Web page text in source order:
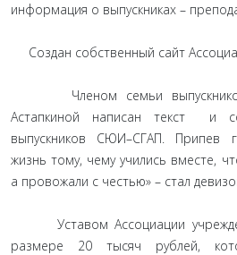
информация о выпускниках –
Создан собственный сайт
Членом семьи выпускников
Астапкиной написан текст и
выпускников СЮИ–СГАП. Припев
жизнь тому, чему учились вместе,
а провожали с честью» – стал
Уставом Ассоциации
размере 20 тысяч рублей,